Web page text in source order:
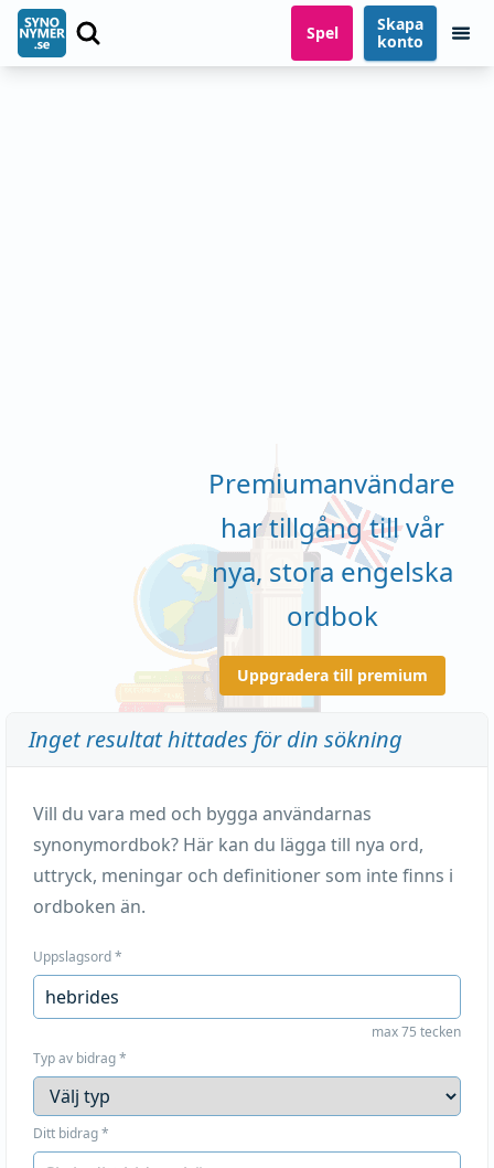
Spel
Skapa
konto
Premiumanvändare
har tillgång till vår
nya, stora engelska
ordbok
Uppgradera till premium
Inget resultat hittades för din sökning
Vill du vara med och bygga användarnas
synonymordbok? Här kan du lägga till nya ord,
uttryck, meningar och definitioner som inte finns i
ordboken än.
Uppslagsord*
max 75 tecken
Typ av bidrag*
Ditt bidrag*